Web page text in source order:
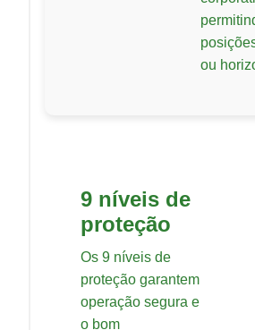
ou
9 níveis de
proteção
Os 9 níveis de
proteção garantem
operação segura e
o bom